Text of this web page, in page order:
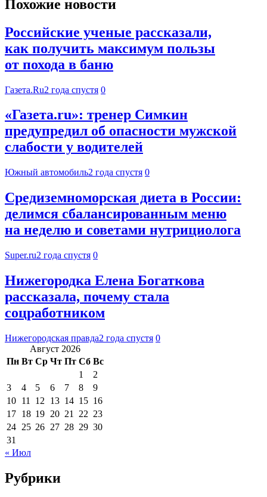
Похожие новости
Российские ученые рассказали,
как получить максимум пользы
от похода в баню
Газета.Ru2 года спустя 0
«Газета.ru»: тренер Симкин
предупредил об опасности мужской
слабости у водителей
Южный автомобиль2 года спустя 0
Средиземноморская диета в России:
делимся сбалансированным меню
на неделю и советами нутрициолога
Super.ru2 года спустя 0
Нижегородка Елена Богаткова
рассказала, почему стала
соцработником
Нижегородская правда2 года спустя 0
Август 2026
Пн Вт Ср Чт Пт Сб Вс
1
2
3
4 5 6 7 8
9
10 11 12 13 14 15 16
17 18 19 20 21 22 23
24 25 26 27 28 29 30
31
« Июл
Рубрики